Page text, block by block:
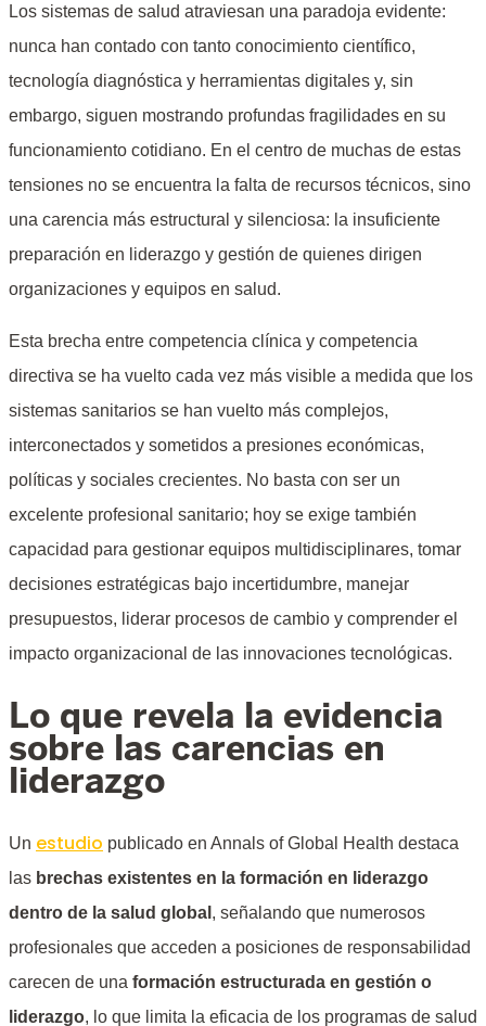
Los sistemas de salud atraviesan una paradoja evidente:
nunca han contado con tanto conocimiento científico,
tecnología diagnóstica y herramientas digitales y, sin
embargo, siguen mostrando profundas fragilidades en su
funcionamiento cotidiano. En el centro de muchas de estas
tensiones no se encuentra la falta de recursos técnicos, sino
una carencia más estructural y silenciosa: la insuficiente
preparación en liderazgo y gestión de quienes dirigen
organizaciones y equipos en salud.
Esta brecha entre competencia clínica y competencia
directiva se ha vuelto cada vez más visible a medida que los
sistemas sanitarios se han vuelto más complejos,
interconectados y sometidos a presiones económicas,
políticas y sociales crecientes. No basta con ser un
excelente profesional sanitario; hoy se exige también
capacidad para gestionar equipos multidisciplinares, tomar
decisiones estratégicas bajo incertidumbre, manejar
presupuestos, liderar procesos de cambio y comprender el
impacto organizacional de las innovaciones tecnológicas.
Lo que revela la evidencia
sobre las carencias en
liderazgo
Un estudio publicado en Annals of Global Health destaca
las brechas existentes en la formación en liderazgo
dentro de la salud global , señalando que numerosos
profesionales que acceden a posiciones de responsabilidad
carecen de una formación estructurada en gestión o
liderazgo, lo que limita la eficacia de los programas de salud